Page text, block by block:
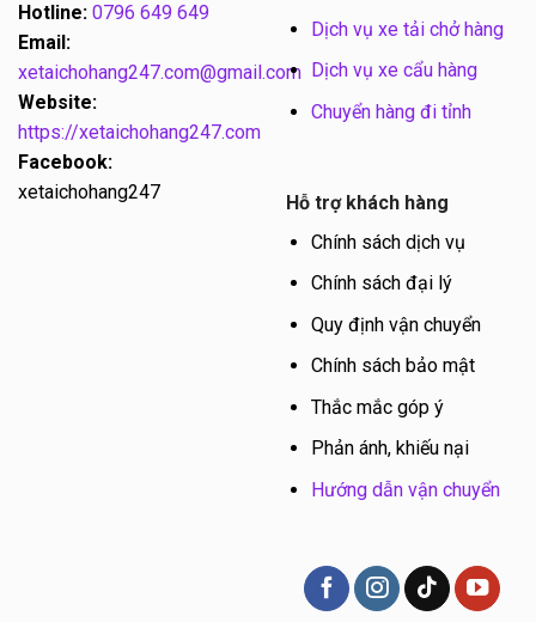
Hotline: 0796 649 649
Email:
xetaichohang247.com@gmail.com
Website:
https://xetaichohang247.com
Facebook:
xetaichohang247
Dịch vụ xe tải chở hàng
Dịch vụ xe cẩu hàng
Chuyển hàng đi tỉnh
Hỗ trợ khách hàng
Chính sách dịch vụ
Chính sách đại lý
Quy định vận chuyển
Chính sách bảo mật
Thắc mắc góp ý
Phản ánh, khiếu nại
Hướng dẫn vận chuyển